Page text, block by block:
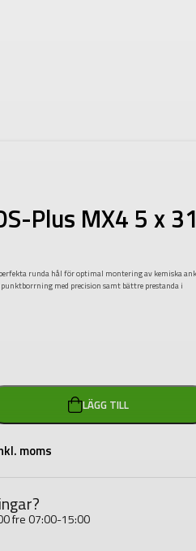
Plus MX4 5 x
runda hål för optimal montering av kemiska
med precision samt bättre prestanda i
LÄGG TILL
moms
fre 07:00-15:00